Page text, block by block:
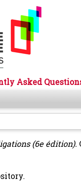
Asked
(6e édition).